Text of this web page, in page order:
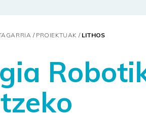
PROIEKTUAK LITHOS